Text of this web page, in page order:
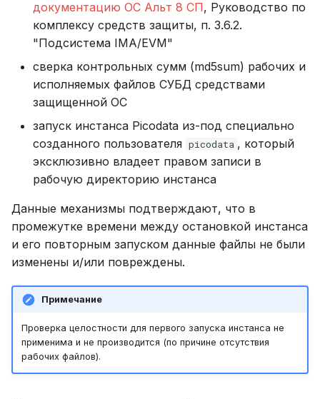
документацию ОС Альт 8 СП, Руководство по
комплексу средств защиты, п. 3.6.2.
"Подсистема IMA/EVM"
сверка контрольных сумм (md5sum) рабочих и
исполняемых файлов СУБД средствами
защищенной ОС
запуск инстанса Picodata из-под специально
созданного пользователя picodata , который
эксклюзивно владеет правом записи в
рабочую директорию инстанса
Данные механизмы подтверждают, что в
промежутке времени между остановкой инстанса
и его повторным запуском данные файлы не были
изменены и/или повреждены.
Примечание
Проверка целостности для первого запуска инстанса не
применима и не производится (по причине отсутствия
рабочих файлов).